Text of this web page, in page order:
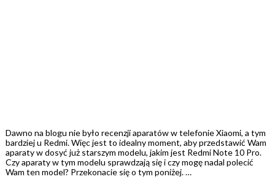
Dawno na blogu nie było recenzji aparatów w telefonie Xiaomi, a tym
bardziej u Redmi. Więc jest to idealny moment, aby przedstawić Wam
aparaty w dosyć już starszym modelu, jakim jest Redmi Note 10 Pro.
Czy aparaty w tym modelu sprawdzają się i czy mogę nadal polecić
Wam ten model? Przekonacie się o tym poniżej. …